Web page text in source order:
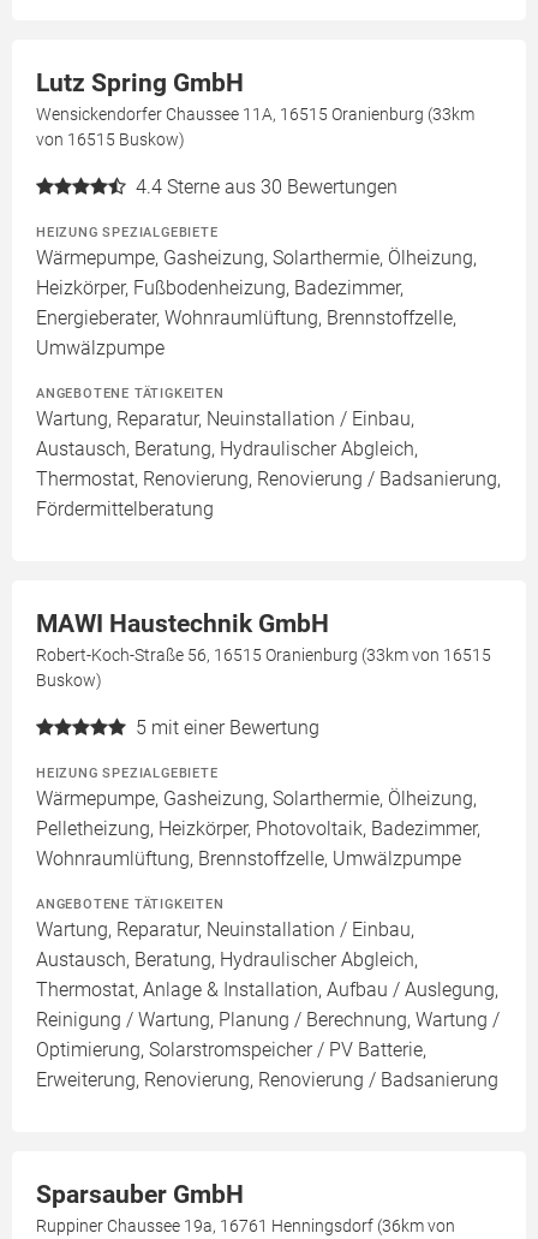
Lutz Spring GmbH
Wensickendorfer Chaussee 11A, 16515 Oranienburg (33km
von 16515 Buskow)
4.4 Sterne aus 30 Bewertungen
HEIZUNG SPEZIALGEBIETE
Wärmepumpe, Gasheizung, Solarthermie, Ölheizung,
Heizkörper, Fußbodenheizung, Badezimmer,
Energieberater, Wohnraumlüftung, Brennstoffzelle,
Umwälzpumpe
ANGEBOTENE TÄTIGKEITEN
Wartung, Reparatur, Neuinstallation / Einbau,
Austausch, Beratung, Hydraulischer Abgleich,
Thermostat, Renovierung, Renovierung / Badsanierung,
Fördermittelberatung
MAWI Haustechnik GmbH
Robert-Koch-Straße 56, 16515 Oranienburg (33km von 16515
Buskow)
5 mit einer Bewertung
HEIZUNG SPEZIALGEBIETE
Wärmepumpe, Gasheizung, Solarthermie, Ölheizung,
Pelletheizung, Heizkörper, Photovoltaik, Badezimmer,
Wohnraumlüftung, Brennstoffzelle, Umwälzpumpe
ANGEBOTENE TÄTIGKEITEN
Wartung, Reparatur, Neuinstallation / Einbau,
Austausch, Beratung, Hydraulischer Abgleich,
Thermostat, Anlage & Installation, Aufbau / Auslegung,
Reinigung / Wartung, Planung / Berechnung, Wartung /
Optimierung, Solarstromspeicher / PV Batterie,
Erweiterung, Renovierung, Renovierung / Badsanierung
Sparsauber GmbH
Ruppiner Chaussee 19a, 16761 Henningsdorf (36km von